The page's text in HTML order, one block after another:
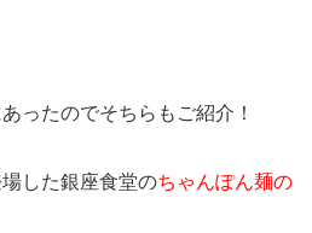
ったのでそちらもご紹介！
した銀座食堂のちゃんぽん麺の